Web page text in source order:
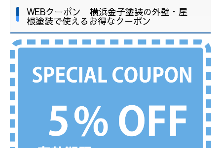
WEBクーポン 横浜金子塗装の外壁・屋
根塗装で使えるお得なクーポン